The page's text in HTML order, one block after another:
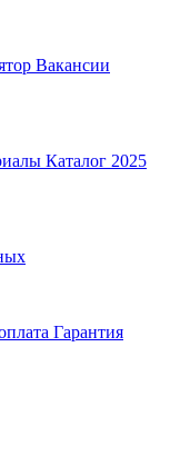
Вакансии
Каталог 2025
Гарантия